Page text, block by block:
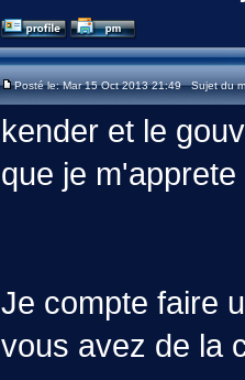
Posté le: Mar 15 Oct 2013 21:49 Sujet du
kender et le
que je
Je compte faire
vous avez de la